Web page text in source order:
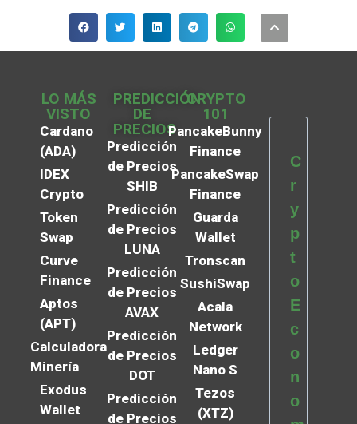
LO MÁS
VISTO
Cardano
(ADA)
IDEX
Crypto
Token
Swap
Curve
Finance
Aptos
(APT)
Calculadora
Minería
Exodus
Wallet
PREDICCIÓN
DE
PRECIOS
Predicción
de Precios
SHIB
Predicción
de Precios
LUNA
Predicción
de Precios
AVAX
Predicción
de Precios
DOT
Predicción
de Precios
CRYPTO
101
PancakeBunny
Finance
PancakeSwap
Finance
Guarda
Wallet
Tronscan
SushiSwap
Acala
Network
Ledger
Nano S
Tezos
(XTZ)
C
r
y
p
t
o
E
c
o
n
o